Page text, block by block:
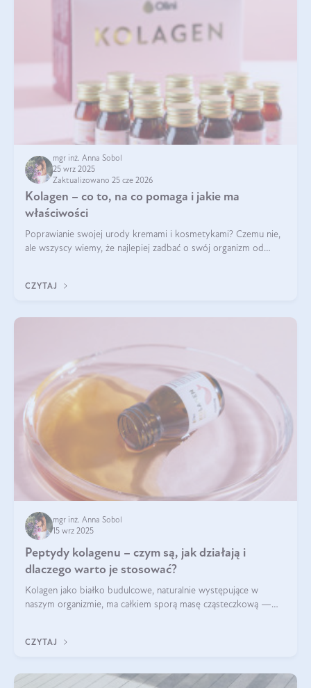
mgr inż. Anna Sobol
25 wrz 2025
Zaktualizowano 25 cze 2026
Kolagen – co to, na co pomaga i jakie ma
właściwości
Poprawianie swojej urody kremami i kosmetykami? Czemu nie,
ale wszyscy wiemy, że najlepiej zadbać o swój organizm od
wysokiej jakości suplem
CZYTAJ
mgr inż. Anna Sobol
15 wrz 2025
Peptydy kolagenu – czym są, jak działają i
dlaczego warto je stosować?
Kolagen jako białko budulcowe, naturalnie występujące w
naszym organizmie, ma całkiem sporą masę cząsteczkową —
bardziej biodostępny
CZYTAJ